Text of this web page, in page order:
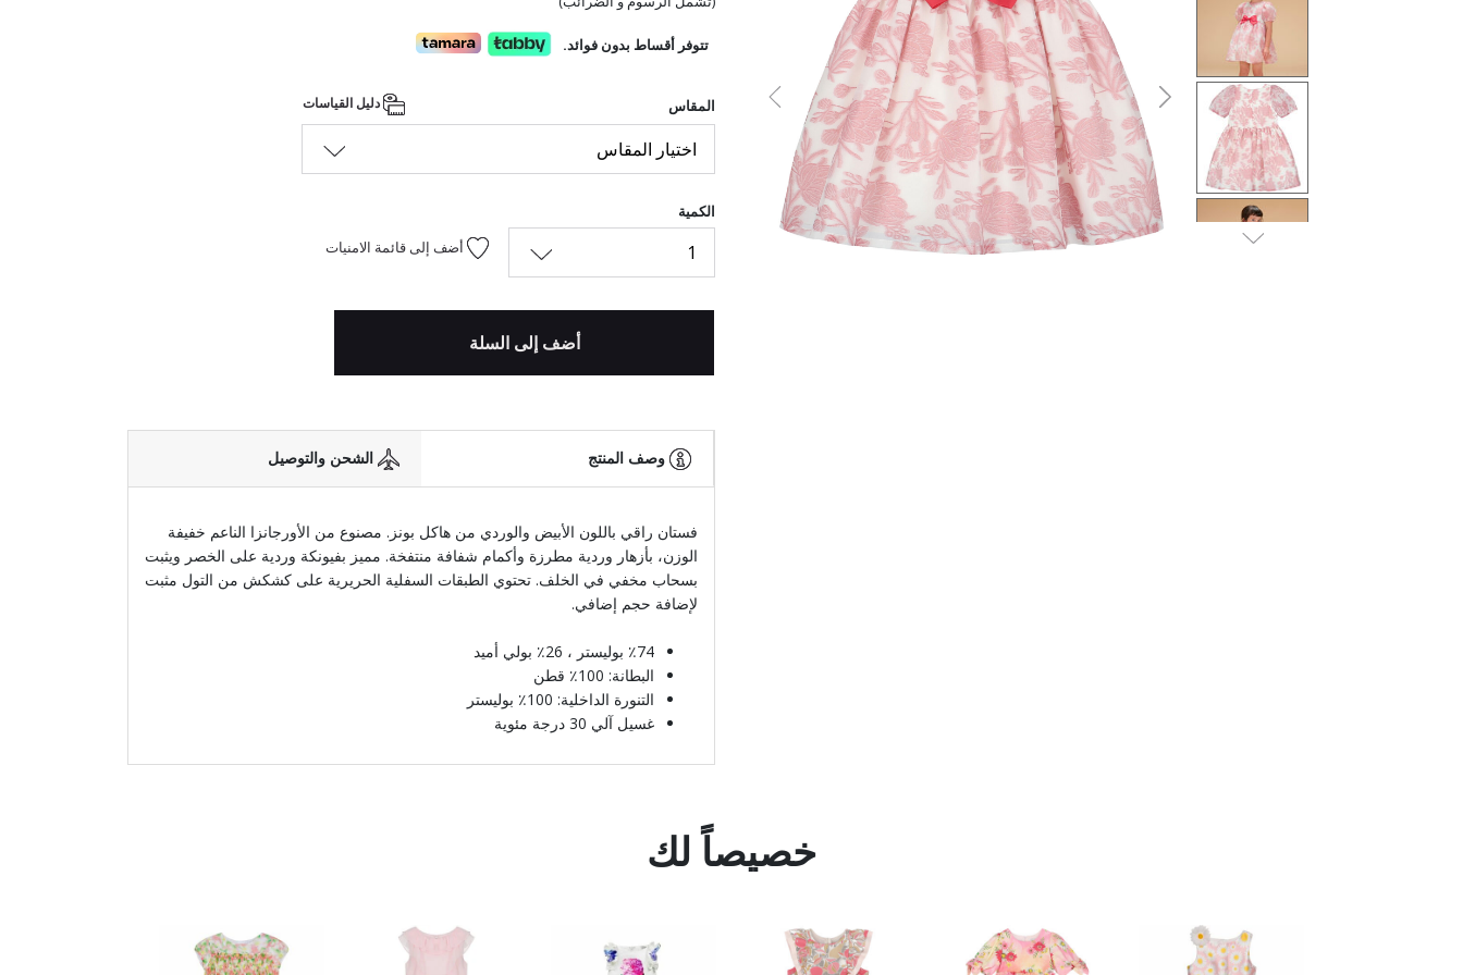
السابق التالى
تتوفر أقساط بدون فوائد.
المقاس
اختيار المقاس
الكمية
1 أضف إلى قائمة الامنيات
أضف إلى السلة
وصف المنتج الشحن والتوصيل
فستان راقي باللون الأبيض والوردي من هاكل بونز. مصنوع من الأورجانزا الناعم خفيفة
الوزن، بأزهار وردية مطرزة وأكمام شفافة منتفخة. مميز بفيونكة وردية على الخصر ويثبت
بسحاب مخفي في الخلف. تحتوي الطبقات السفلية الحريرية على كشكش من التول مثبت
لإضافة حجم إضافي.
٪74 بوليستر ، 26٪ بولي أميد
البطانة: 100٪ قطن
التنورة الداخلية: 100٪ بوليستر
غسيل آلي 30 درجة مئوية
خصيصاً لك